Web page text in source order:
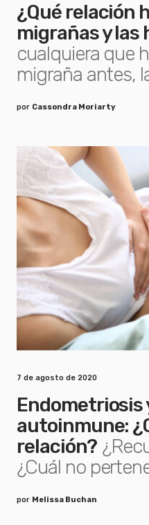
¿Qué relación
migrañas y las
cualquiera que
migraña antes,
por Cassondra Moriarty
7 de agosto de 2020
Endometriosis
autoinmune:
relación?
¿Cuál no
por Melissa Buchan